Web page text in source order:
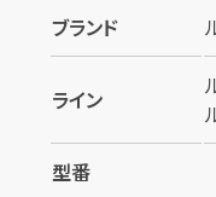
ブランド
ライン
型番